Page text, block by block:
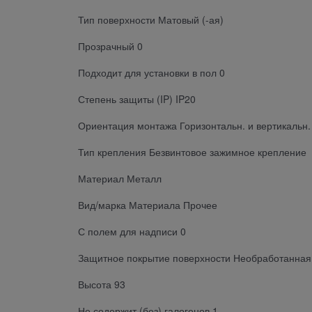
Тип поверхности Матовый (-ая)
Прозрачный 0
Подходит для установки в пол 0
Степень защиты (IP) IP20
Ориентация монтажа Горизонтальн. и вертикальн.
Тип крепления Безвинтовое зажимное крепление
Материал Металл
Вид/марка Материала Прочее
С полем для надписи 0
Защитное покрытие поверхности
Высота 93